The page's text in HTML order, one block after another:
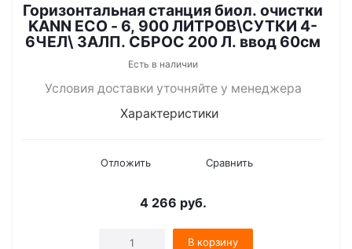
Горизонтальная станция биол. очистки
KANN ECO - 6, 900 ЛИТРОВ\СУТКИ 4-
6ЧЕЛ\ ЗАЛП. СБРОС 200 Л. ввод 60см
Есть в наличии
Условия доставки уточняйте у менеджера
Характеристики
Отложить Сравнить
4 266 руб.
В корзину